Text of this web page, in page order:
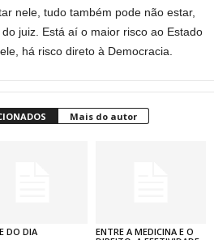
nele, tudo também pode não estar,
juiz. Está aí o maior risco ao Estado
há risco direto à Democracia.
Mais do autor
DO DIA
ENTRE A MEDICINA E O